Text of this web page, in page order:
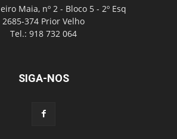
Maia, nº 2 - Bloco 5 - 2º Esq
2685-374 Prior Velho
Tel.: 918 732 064
SIGA-NOS